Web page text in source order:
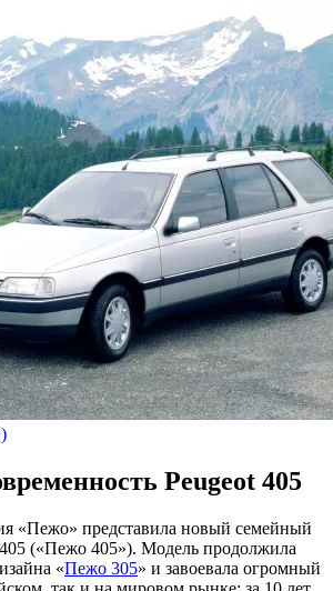
Peugeot 405
«Пежо» представила новый семейный
(«Пежо 405»). Модель продолжила
«Пежо 305» и завоевала огромный